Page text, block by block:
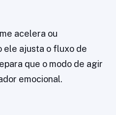
acelera ou
ele ajusta o fluxo de
que o modo de agir
emocional.